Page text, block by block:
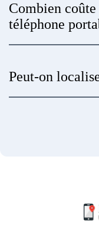
Combien
téléphone
Peut-on